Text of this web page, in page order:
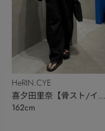
HeRIN.CYE
喜夕田里奈【骨スト/イエ
ベ秋】
162cm